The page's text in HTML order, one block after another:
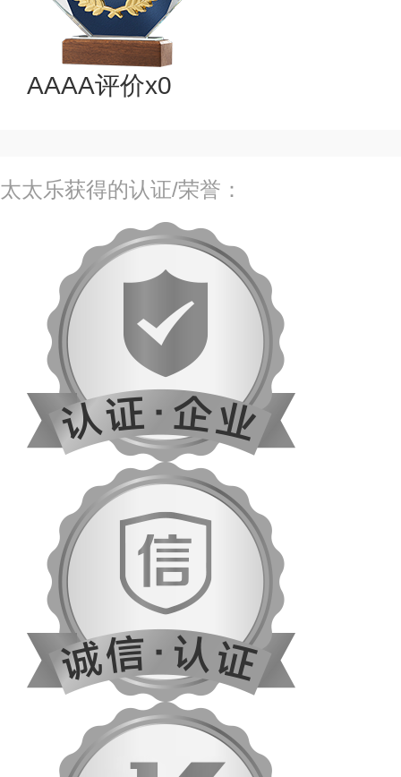
AAAA评价x0
太太乐获得的认证/荣誉：